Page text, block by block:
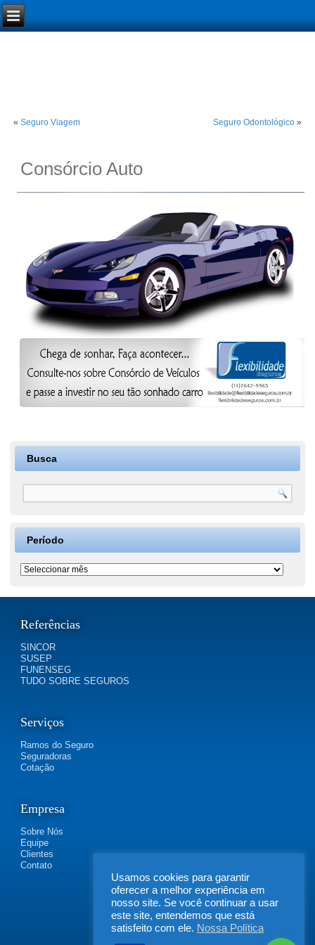
«Seguro Viagem Seguro Odontológico»
Consórcio Auto
Busca
Período
Período
Referências
SINCOR
SUSEP
FUNENSEG
TUDO SOBRE SEGUROS
Serviços
Ramos do Seguro
Seguradoras
Cotação
Empresa
Sobre Nós
Equipe
Clientes
Contato
Usamos cookies para garantir
oferecer a melhor experiência em
nosso site. Se você continuar a usar
este site, entendemos que está
satisfeito com ele. Nossa Política